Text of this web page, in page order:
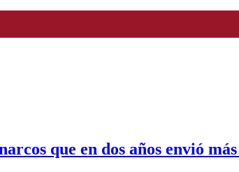
que en dos años envió